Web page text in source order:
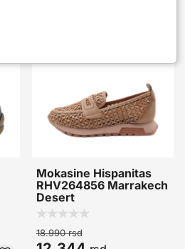
Mokasine Hispanitas
RHV264856 Marrakech
Desert
18.990rsd